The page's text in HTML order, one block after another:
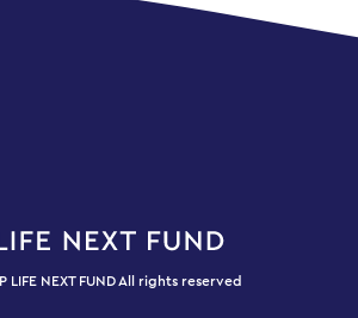
LIFE NEXT FUND All rights reserved